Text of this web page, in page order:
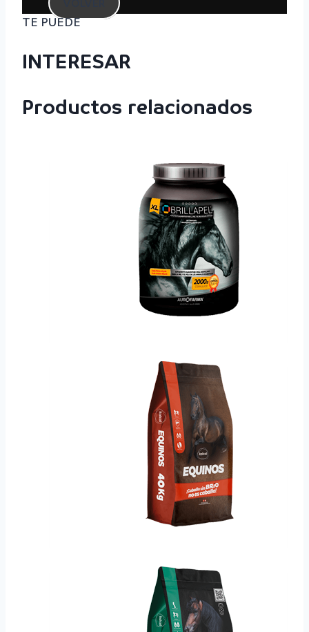
TE PUEDE
INTERESAR
Productos relacionados